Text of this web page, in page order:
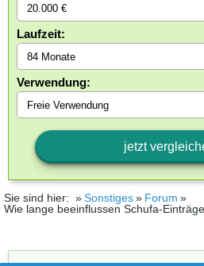
Laufzeit:
Verwendung:
jetzt
Sie sind hier: Sonstiges
Forum
Wie lange beeinflussen Schufa-